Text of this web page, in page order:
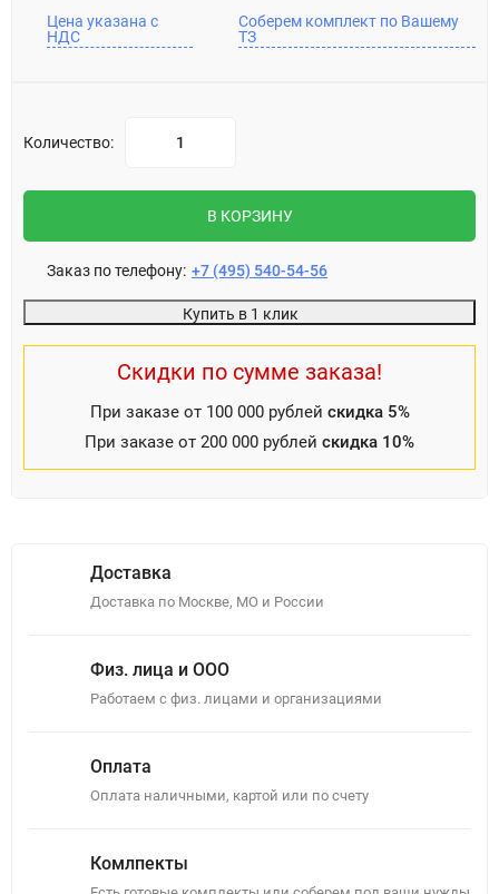
Цена указана с
НДС
Соберем комплект по Вашему
ТЗ
Количество:
В КОРЗИНУ
Заказ по телефону: +7 (495) 540-54-56
Купить в 1 клик
Скидки по сумме заказа!
При заказе от 100 000 рублей скидка 5%
При заказе от 200 000 рублей скидка 10%
Доставка
Доставка по Москве, МО и России
Физ. лица и ООО
Работаем с физ. лицами и организациями
Оплата
Оплата наличными, картой или по счету
Комлпекты